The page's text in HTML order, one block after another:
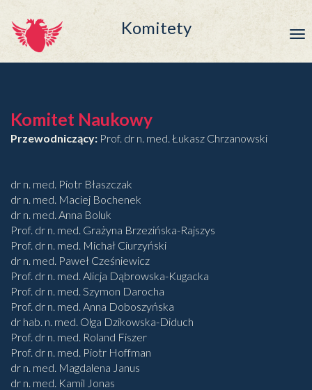
Komitety
Komitet Naukowy
Przewodniczący: Prof. dr n. med. Łukasz Chrzanowski
dr n. med. Piotr Błaszczak
dr n. med. Maciej Bochenek
dr n. med. Anna Boluk
Prof. dr n. med. Grażyna Brzezińska-Rajszys
Prof. dr n. med. Michał Ciurzyński
dr n. med. Paweł Cześniewicz
Prof. dr n. med. Alicja Dąbrowska-Kugacka
Prof. dr n. med. Szymon Darocha
Prof. dr n. med. Anna Doboszyńska
dr hab. n. med. Olga Dzikowska-Diduch
Prof. dr n. med. Roland Fiszer
Prof. dr n. med. Piotr Hoffman
dr n. med. Magdalena Janus
dr n. med. Kamil Jonas